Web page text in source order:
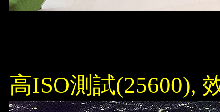
高ISO測試(25600),